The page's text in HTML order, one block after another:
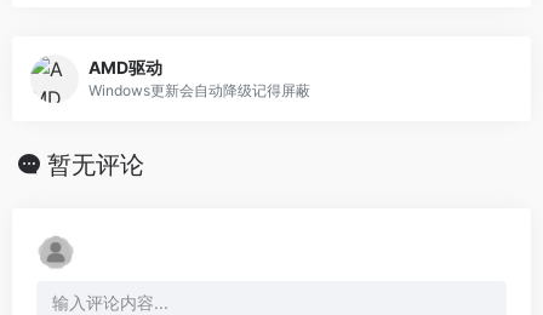
AMD驱动
Windows更新会自动降级记得屏蔽
暂无评论